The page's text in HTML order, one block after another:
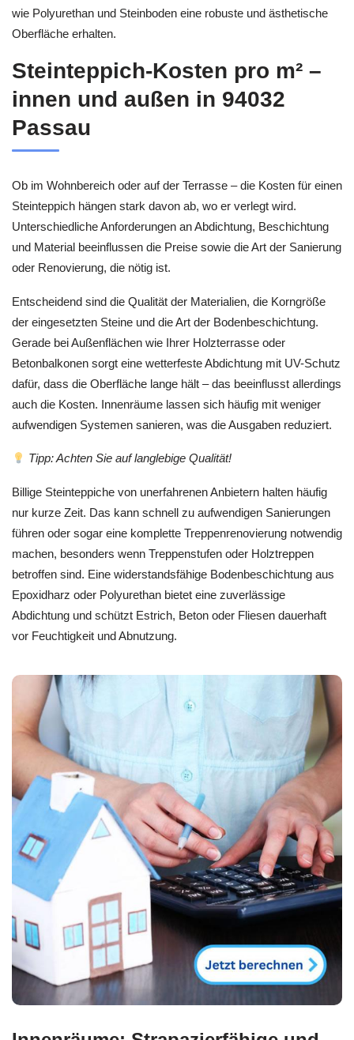
wie Polyurethan und Steinboden eine robuste und ästhetische
Oberfläche erhalten.
Steinteppich-Kosten pro m² –
innen und außen in 94032
Passau
Ob im Wohnbereich oder auf der Terrasse – die Kosten für einen
Steinteppich hängen stark davon ab, wo er verlegt wird.
Unterschiedliche Anforderungen an Abdichtung, Beschichtung
und Material beeinflussen die Preise sowie die Art der Sanierung
oder Renovierung, die nötig ist.
Entscheidend sind die Qualität der Materialien, die Korngröße
der eingesetzten Steine und die Art der Bodenbeschichtung.
Gerade bei Außenflächen wie Ihrer Holzterrasse oder
Betonbalkonen sorgt eine wetterfeste Abdichtung mit UV-Schutz
dafür, dass die Oberfläche lange hält – das beeinflusst allerdings
auch die Kosten. Innenräume lassen sich häufig mit weniger
aufwendigen Systemen sanieren, was die Ausgaben reduziert.
Tipp: Achten Sie auf langlebige Qualität!
Billige Steinteppiche von unerfahrenen Anbietern halten häufig
nur kurze Zeit. Das kann schnell zu aufwendigen Sanierungen
führen oder sogar eine komplette Treppenrenovierung notwendig
machen, besonders wenn Treppenstufen oder Holztreppen
betroffen sind. Eine widerstandsfähige Bodenbeschichtung aus
Epoxidharz oder Polyurethan bietet eine zuverlässige
Abdichtung und schützt Estrich, Beton oder Fliesen dauerhaft
vor Feuchtigkeit und Abnutzung.